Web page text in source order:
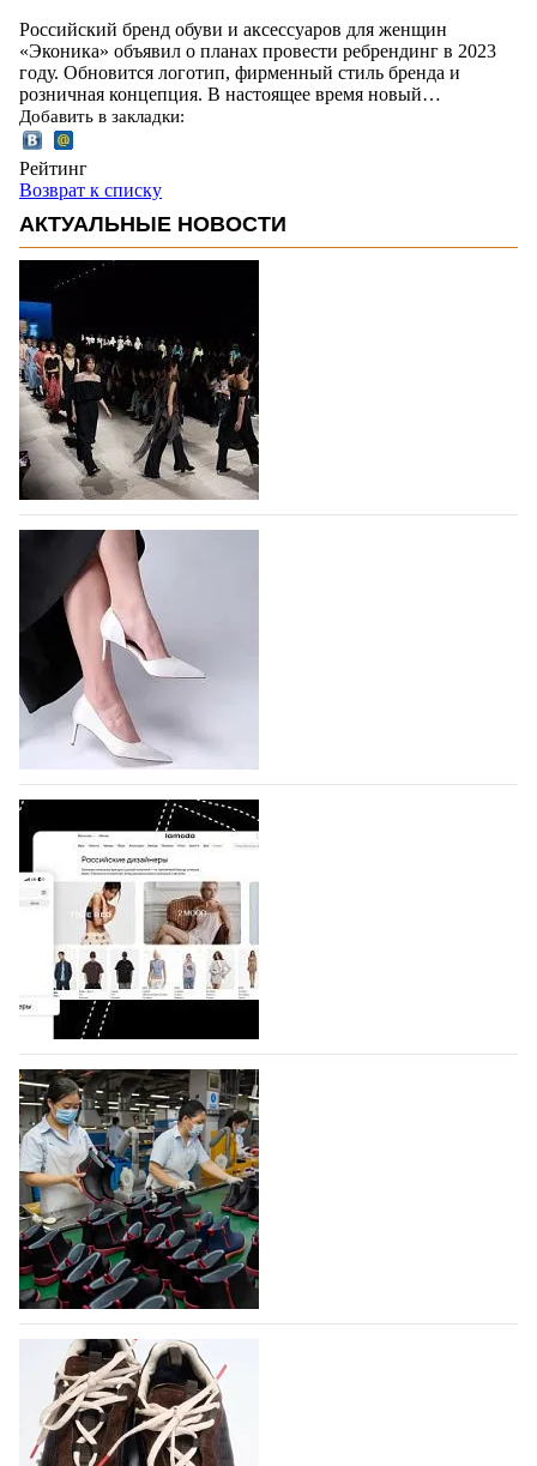
Российский бренд обуви и аксессуаров для женщин
«Эконика» объявил о планах провести ребрендинг в 2023
году. Обновится логотип, фирменный стиль бренда и
розничная концепция. В настоящее время новый…
Добавить в закладки:
Рейтинг
Возврат к списку
АКТУАЛЬНЫЕ НОВОСТИ
На участие в Московской неделе моды
подано 1047 заявок
На участие в седьмой Московской неделе моды,
которая пройдет в российской столице с 26 сентября
по 1 октября, уже подано 1047 заявок. Примерно
половину из них (494) прислали дизайнеры,
коллекции которых не были представлены в…
07.08.2026 613
BALLINA представит свои новинки на Euro
Shoes
Компания BALLINA Guangzhou Lihuang Footwear
Co., Ltd., основанная в 2011 году и расположенная в
Гуанчжоу, столице моды Китая, является
профессиональной обувной компанией,
объединяющей разработку, производство и…
07.08.2026 471
На платформе Lamoda - новый раздел и
условия продвижения локальных
дизайнерских марок
Российский маркетплейс Lamoda решил обновить
раздел для продажи продукции локальных
дизайнерских марок одежды, обуви и аксессуаров.
Бренды также получат маркетинговую…
06.08.2026 635
Объем мирового производства обуви в
2025 году практически не увеличился
В 2025 году мировое производство обуви